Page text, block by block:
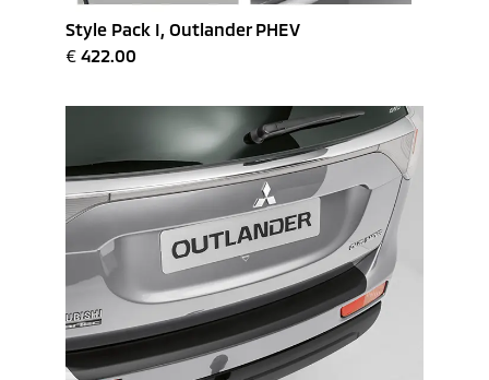
Style Pack I, Outlander PHEV
€ 422.00